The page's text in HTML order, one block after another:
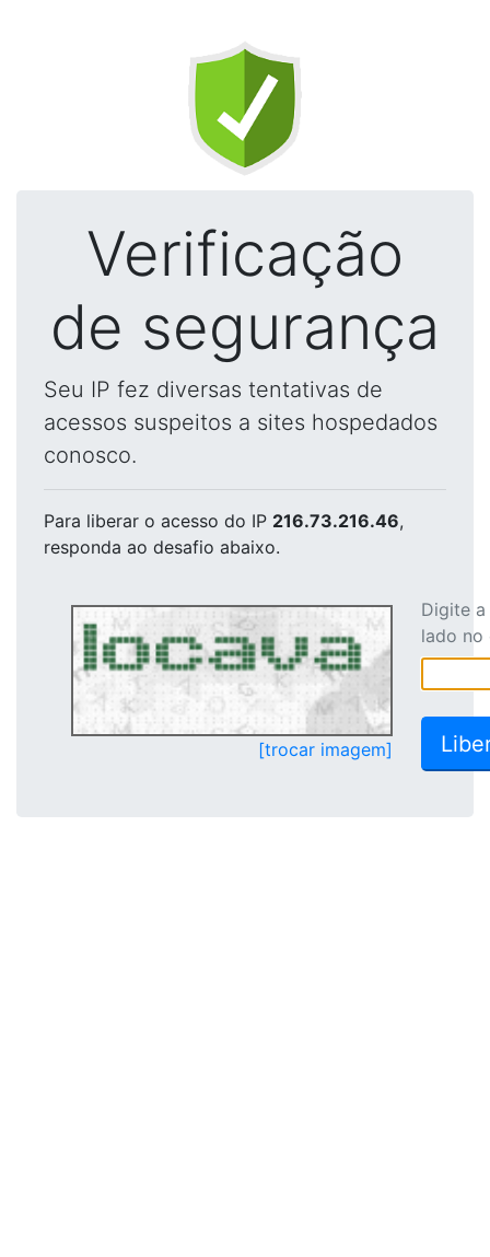
Verificação
de segurança
Seu IP fez diversas tentativas de
acessos suspeitos a sites hospedados
conosco.
Para liberar o acesso do IP 216.73.216.46,
responda ao desafio abaixo.
[trocar imagem]
Digite
lado no